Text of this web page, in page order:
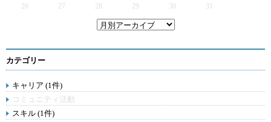
26
27 28 29 30 31
カテゴリー
キャリア (1件)
コミュニティ活動
スキル (1件)